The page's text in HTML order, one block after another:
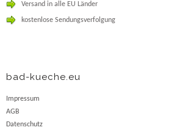
Versand in alle EU Länder
kostenlose Sendungsverfolgung
bad-kueche.eu
Impressum
AGB
Datenschutz